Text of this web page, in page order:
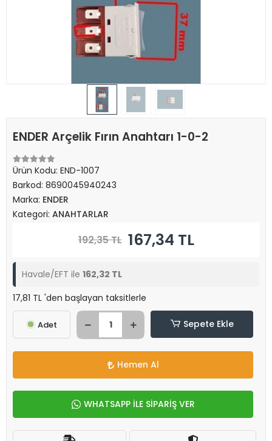
ENDER Arçelik Fırın Anahtarı 1-0-2
Ürün Kodu: END-1007
Barkod: 8690045940243
Marka: ENDER
Kategori: ANAHTARLAR
192,35 TL 167,34 TL
Havale/EFT ile 162,32 TL
17,81 TL 'den başlayan taksitlerle
Adet Sepete Ekle
Hemen Al
WHATSAPP İLE SİPARİŞ VER